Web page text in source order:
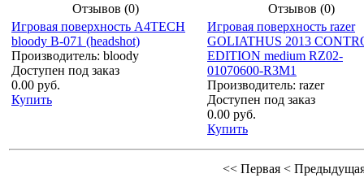
Отзывов (0)
Игровая поверхность A4TECH
bloody B-071 (headshot)
Производитель: bloody
Доступен под заказ
0.00 руб.
Купить
Отзывов (0)
Игровая поверхность razer
GOLIATHUS 2013
EDITION medium RZ02-
01070600-R3M1
Производитель: razer
Доступен под заказ
0.00 руб.
Купить
<< Первая <